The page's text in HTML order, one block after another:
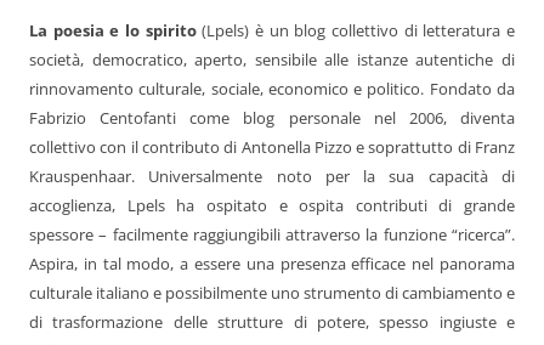
La poesia e lo spirito(Lpels) è un blog collettivo di letteratura e
società, democratico, aperto, sensibile alle istanze autentiche di
rinnovamento culturale, sociale, economico e politico. Fondato da
Fabrizio Centofanti come blog personale nel 2006, diventa
collettivo con il contributo di Antonella Pizzo e soprattutto di Franz
Krauspenhaar. Universalmente noto per la sua capacità di
accoglienza, Lpels ha ospitato e ospita contributi di grande
spessore – facilmente raggiungibili attraverso la funzione “ricerca”.
Aspira, in tal modo, a essere una presenza efficace nel panorama
culturale italiano e possibilmente uno strumento di cambiamento e
di trasformazione delle strutture di potere, spesso ingiuste e